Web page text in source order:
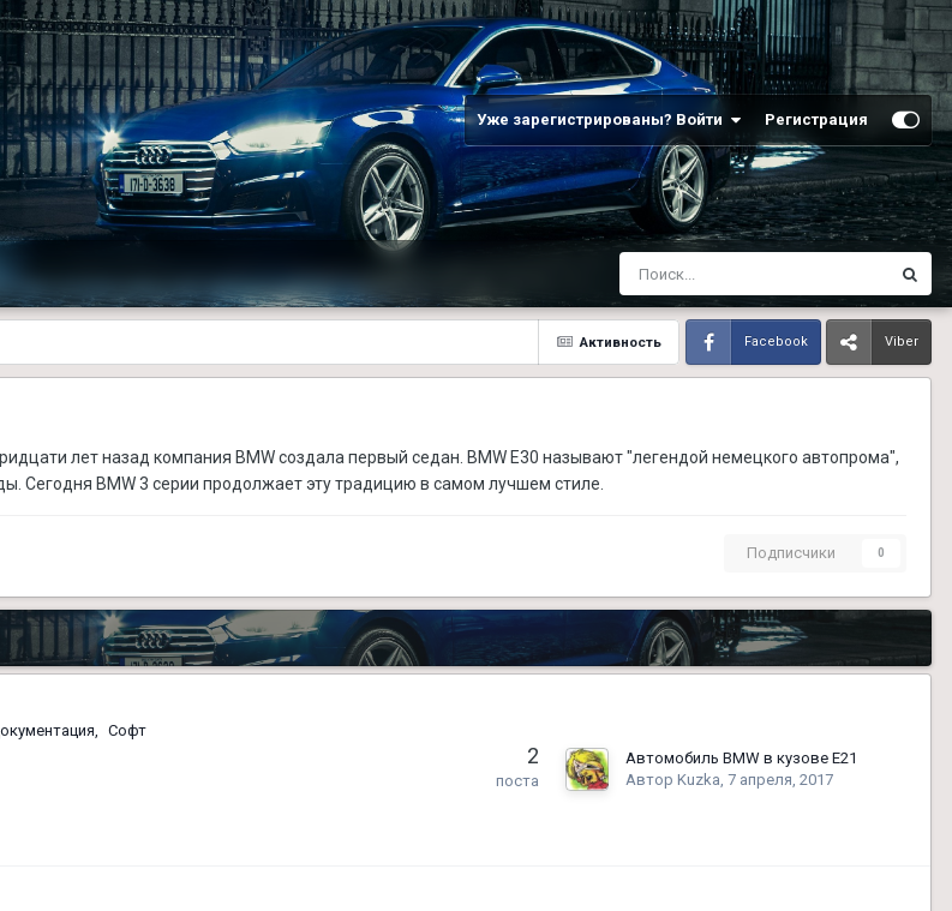
Уже зарегистрированы? Войти Регистрация
Активность Facebook Viber
лет назад компания BMW создала первый седан. BMW Е30 называют "легендой немецкого автопрома",
Сегодня BMW 3 серии продолжает эту традицию в самом лучшем стиле.
Подписчики 0
Софт
2
поста
Автомобиль BMW в кузове Е21
АвторKuzka,7 апреля, 2017